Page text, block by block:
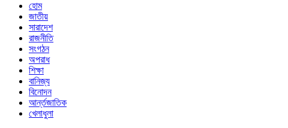
হোম
জাতীয়
সারাদেশ
রাজনীতি
সংগঠন
অপরাধ
শিক্ষা
বানিজ্য
বিনোদন
আর্ন্তজাতিক
খেলাধুলা